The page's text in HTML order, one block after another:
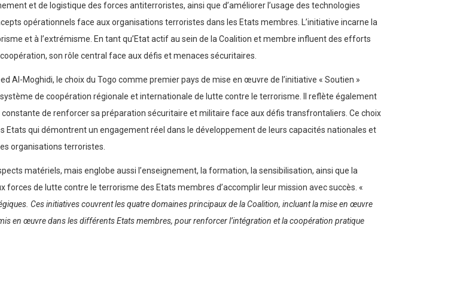
et de logistique des forces antiterroristes, ainsi que d’améliorer l’usage des technologies
opérationnels face aux organisations terroristes dans les Etats membres. L’initiative incarne la
et à l’extrémisme. En tant qu’Etat actif au sein de la Coalition et membre influent des efforts
son rôle central face aux défis et menaces sécuritaires.
Al-Moghidi, le choix du Togo comme premier pays de mise en œuvre de l’initiative « Soutien »
de coopération régionale et internationale de lutte contre le terrorisme. Il reflète également
de renforcer sa préparation sécuritaire et militaire face aux défis transfrontaliers. Ce choix
Etats qui démontrent un engagement réel dans le développement de leurs capacités nationales et
organisations terroristes.
matériels, mais englobe aussi l’enseignement, la formation, la sensibilisation, ainsi que la
de lutte contre le terrorisme des Etats membres d’accomplir leur mission avec succès. «
Ces initiatives couvrent les quatre domaines principaux de la Coalition, incluant la mise en œuvre
en œuvre dans les différents Etats membres, pour renforcer l’intégration et la coopération pratique